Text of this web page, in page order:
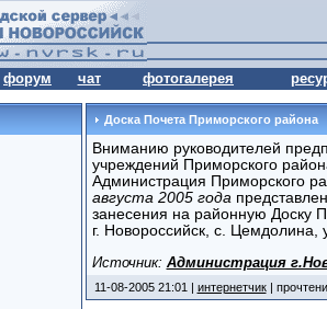
форум чат фотогалерея
Доска Почета Приморского района
Вниманию руководителей
учреждений Приморского
Администрация Приморского
августа 2005 года
занесения на районную Доску
г. Новороссийск, с. Цемдолина,
Источник: Администрация
11-08-2005 21:01 | интернетчик|